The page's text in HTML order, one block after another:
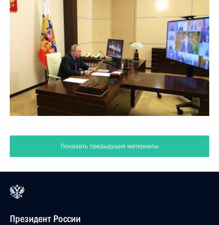
Показать предыдущие материалы
Президент России